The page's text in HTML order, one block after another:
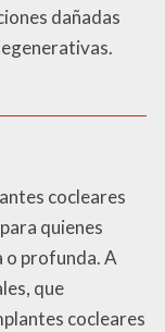
dañadas
cocleares
quienes
o profunda. A
que
cocleares